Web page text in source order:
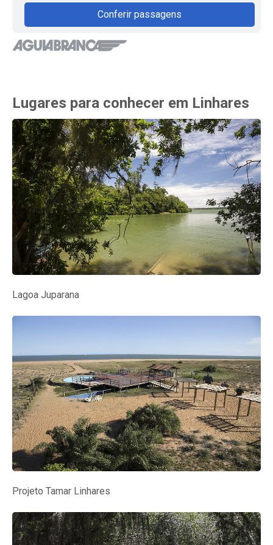
Conferir passagens
Lugares para conhecer em Linhares
Lagoa Juparana
Projeto Tamar Linhares